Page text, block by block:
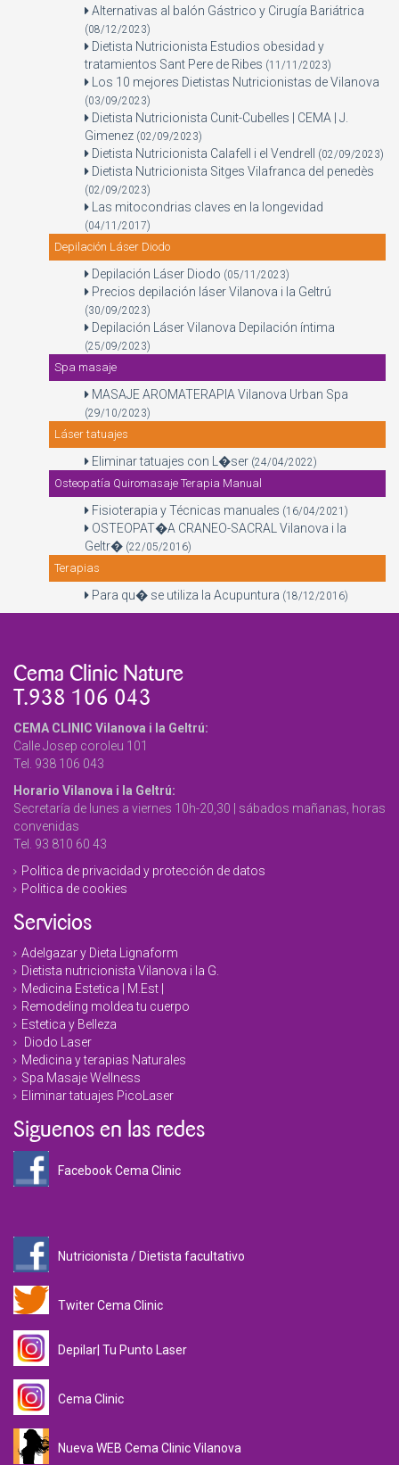
Alternativas al balón Gástrico y Cirugía Bariátrica
(08/12/2023)
Dietista Nutricionista Estudios obesidad y
tratamientos Sant Pere de Ribes (11/11/2023)
Los 10 mejores Dietistas Nutricionistas de Vilanova
(03/09/2023)
Dietista Nutricionista Cunit-Cubelles | CEMA | J.
Gimenez (02/09/2023)
Dietista Nutricionista Calafell i el Vendrell (02/09/2023)
Dietista Nutricionista Sitges Vilafranca del penedès
(02/09/2023)
Las mitocondrias claves en la longevidad
(04/11/2017)
Depilación Láser Diodo
Depilación Láser Diodo (05/11/2023)
Precios depilación láser Vilanova i la Geltrú
(30/09/2023)
Depilación Láser Vilanova Depilación íntima
(25/09/2023)
Spa masaje
MASAJE AROMATERAPIA Vilanova Urban Spa
(29/10/2023)
Láser tatuajes
Eliminar tatuajes con L�ser (24/04/2022)
Osteopatía Quiromasaje Terapia Manual
Fisioterapia y Técnicas manuales (16/04/2021)
OSTEOPAT�A CRANEO-SACRAL Vilanova i la
Geltr� (22/05/2016)
Terapias
Para qu� se utiliza la Acupuntura (18/12/2016)
Cema Clinic Nature
T.938 106 043
CEMA CLINIC Vilanova i la Geltrú:
Calle Josep coroleu 101
Tel. 938 106 043
Horario Vilanova i la Geltrú:
Secretaría de lunes a viernes 10h-20,30 | sábados mañanas, horas
convenidas
Tel. 93 810 60 43
Politica de privacidad y protección de datos
Politica de cookies
Servicios
Adelgazar y Dieta Lignaform
Dietista nutricionista Vilanova i la G.
Medicina Estetica | M.Est |
Remodeling moldea tu cuerpo
Estetica y Belleza
Diodo Laser
Medicina y terapias Naturales
Spa Masaje Wellness
Eliminar tatuajes PicoLaser
Siguenos en las redes
Facebook Cema Clinic
Nutricionista / Dietista facultativo
Twiter Cema Clinic
Depilar| Tu Punto Laser
Cema Clinic
Nueva WEB Cema Clinic Vilanova